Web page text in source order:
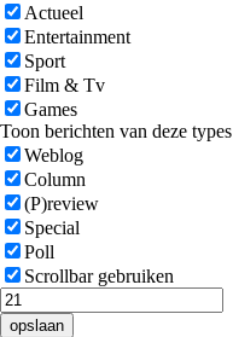
Actueel
Entertainment
Sport
Film & Tv
Games
Toon berichten van deze types
Weblog
Column
(P)review
Special
Poll
Scrollbar gebruiken
opslaan